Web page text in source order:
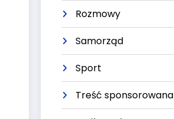
Rozmowy
Samorząd
Sport
Treść sponsorowana